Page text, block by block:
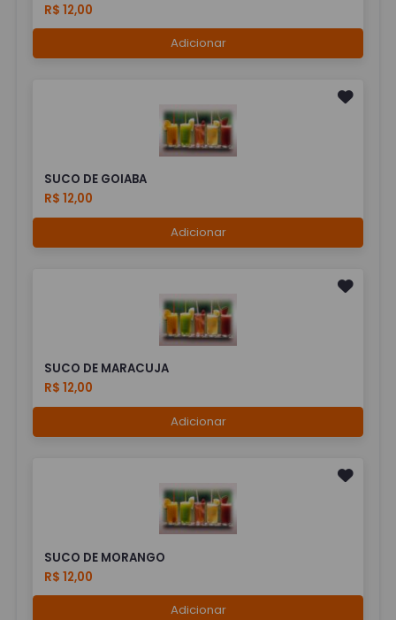
R$ 12,00
Adicionar
SUCO DE GOIABA
R$ 12,00
Adicionar
SUCO DE MARACUJA
R$ 12,00
Adicionar
SUCO DE MORANGO
R$ 12,00
Adicionar